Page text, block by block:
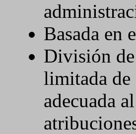
Basada en
División
limitada de
adecuada